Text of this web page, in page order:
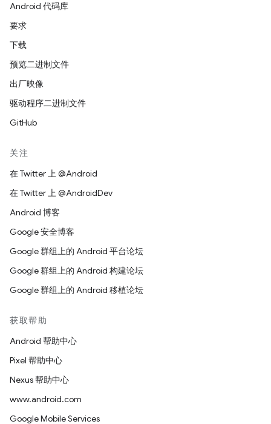
Android 代码库
要求
下载
预览二进制文件
出厂映像
驱动程序二进制文件
GitHub
关注
在 Twitter 上 @Android
在 Twitter 上 @AndroidDev
Android 博客
Google 安全博客
Google 群组上的 Android 平台论坛
Google 群组上的 Android 构建论坛
Google 群组上的 Android 移植论坛
获取帮助
Android 帮助中心
Pixel 帮助中心
Nexus 帮助中心
www.android.com
Google Mobile Services